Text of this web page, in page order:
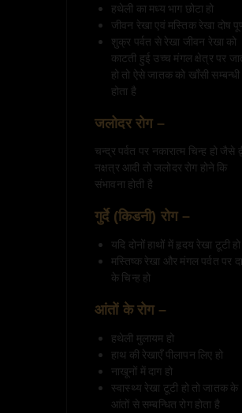
हथेली का मध्य भाग छोटा हो
जीवन रेखा एवं मस्तिक रेखा दोष
शुक्र पर्वत से रेखा जीवन रेखा को
काटती हुई उच्च मंगल क्षेत्र पर
हो तो ऐसे जातक को खाँसी सम्बन्धी
होता है
जलोदर रोग –
चन्द्र पर्वत पर नकारात्म चिन्ह हो जैसे
नक्षत्र आदी तो जलोदर रोग होने कि
संभावना होती है
गुर्दे (किडनी) रोग –
यदि दोनों हाथों में हृदय रेखा टूटी हो
मस्तिष्क रेखा और मंगल पर्वत पर
के चिन्ह हो
आंतों के रोग –
हथेली मुलायम हो
हाथ की रेखाएँ पीलापन लिए हो
नाखूनों में दाग हो
स्वास्थ्य रेखा टूटी हो तो जातक के
आंतों से सम्बन्धित रोग होता है